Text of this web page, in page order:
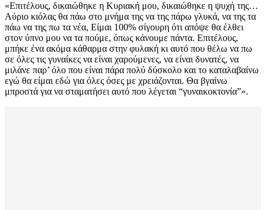
«Επιτέλους, δικαιώθηκε η Κυριακή μου, δικαιώθηκε η ψυχή της…
Αύριο κιόλας θα πάω στο μνήμα της να της πάρω γλυκά, να της τα
πάω να της πω τα νέα, Είμαι 100% σίγουρη ότι απόψε θα έλθει
στον ύπνο μου να τα πούμε, όπως κάνουμε πάντα. Επιτέλους,
μπήκε ένα ακόμα κάθαρμα στην φυλακή κι αυτό που θέλω να πω
σε όλες τις γυναίκες να είναι χαρούμενες, να είναι δυνατές, να
μιλάνε παρ’ όλο που είναι πάρα πολύ δύσκολο και το καταλαβαίνω
εγώ θα είμαι εδώ για όλες όσες με χρειάζονται. Θα βγαίνω
μπροστά για να σταματήσει αυτό που λέγεται “γυναικοκτονία”».